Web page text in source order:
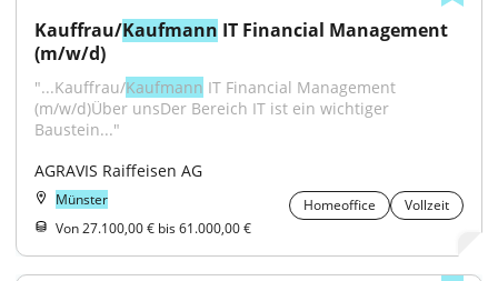
Kauffrau/Kaufmann IT Financial Management
(m/w/d)
"...Kauffrau/Kaufmann IT Financial Management
(m/w/d)Über unsDer Bereich IT ist ein wichtiger
Baustein..."
AGRAVIS Raiffeisen AG
Münster Homeoffice
Vollzeit
Von 27.100,00 € bis 61.000,00 €